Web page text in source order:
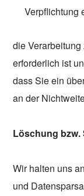
Verpflichtung
die
erforderlich ist
dass Sie ein
an der
Löschung bzw.
Wir halten uns
und